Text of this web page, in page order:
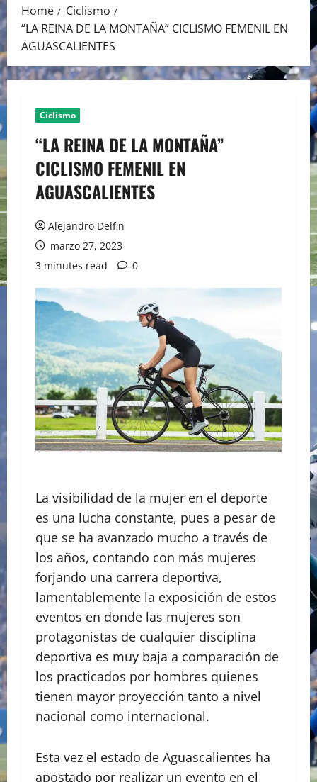
Home
Ciclismo
“LA REINA DE LA MONTAÑA” CICLISMO FEMENIL EN
AGUASCALIENTES
Ciclismo
“LA REINA DE LA MONTAÑA”
CICLISMO FEMENIL EN
AGUASCALIENTES
Alejandro Delfin
marzo 27, 2023
3 minutes read
0
La visibilidad de la mujer en el deporte
es una lucha constante, pues a pesar de
que se ha avanzado mucho a través de
los años, contando con más mujeres
forjando una carrera deportiva,
lamentablemente la exposición de estos
eventos en donde las mujeres son
protagonistas de cualquier disciplina
deportiva es muy baja a comparación de
los practicados por hombres quienes
tienen mayor proyección tanto a nivel
nacional como internacional.
Esta vez el estado de Aguascalientes ha
apostado por realizar un evento en el